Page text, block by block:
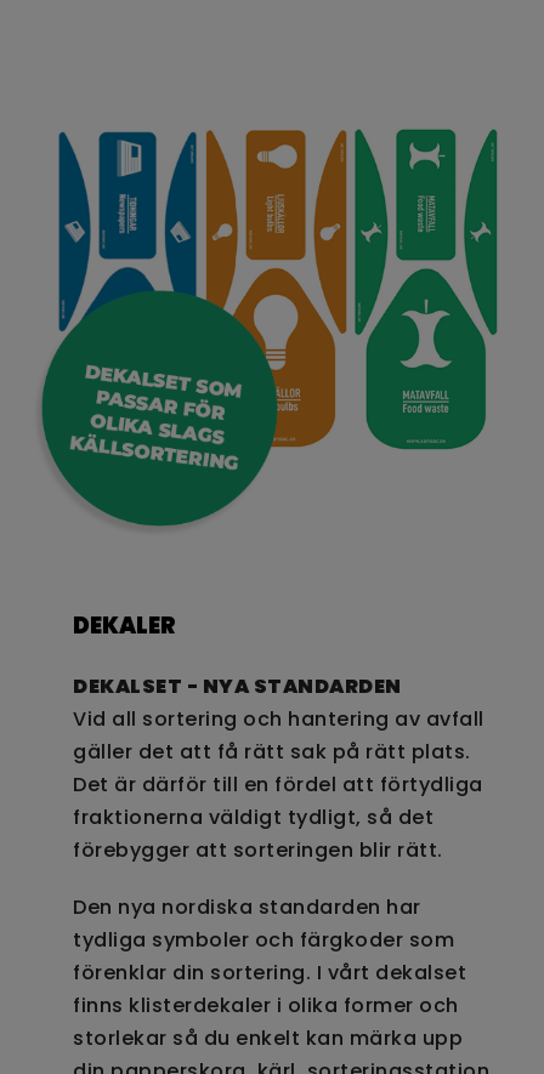
DEKALER
DEKALSET - NYA STANDARDEN
Vid all sortering och hantering av avfall
gäller det att få rätt sak på rätt plats.
Det är därför till en fördel att förtydliga
fraktionerna väldigt tydligt, så det
förebygger att sorteringen blir rätt.
Den nya nordiska standarden har
tydliga symboler och färgkoder som
förenklar din sortering. I vårt dekalset
finns klisterdekaler i olika former och
storlekar så du enkelt kan märka upp